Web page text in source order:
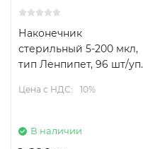
Наконечник
стерильный 5-200 мкл,
тип Ленпипет, 96 шт/уп.
Цена с НДС: 10%
В наличии